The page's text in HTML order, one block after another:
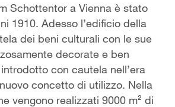
Schottentor a Vienna è stato
1910. Adesso l’edificio della
dei beni culturali con le sue
decorate e ben
con cautela nell’era
concetto di utilizzo. Nella
vengono realizzati 9000 m² di